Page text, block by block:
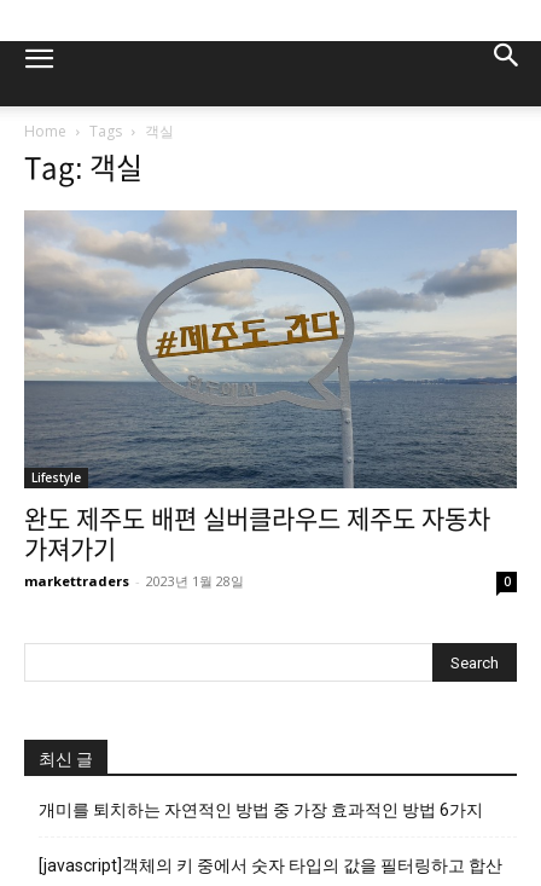
Home Tags 객실
Tag: 객실
Lifestyle
완도 제주도 배편 실버클라우드 제주도 자동차
가져가기
markettraders - 2023년 1월 28일 0
최신 글
개미를 퇴치하는 자연적인 방법 중 가장 효과적인 방법 6가지
[javascript]객체의 키 중에서 숫자 타입의 값을 필터링하고 합산